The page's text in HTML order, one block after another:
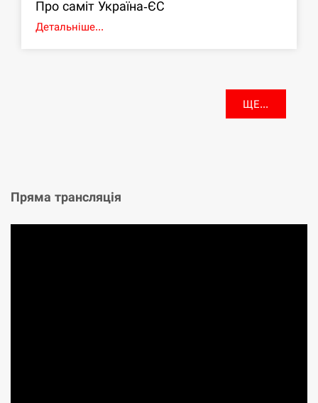
Про саміт Україна-ЄС
Детальніше...
ЩЕ...
Пряма трансляція